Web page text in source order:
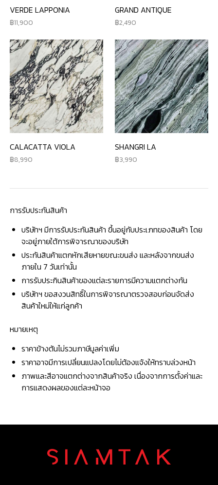
VERDE LAPPONIA
11,900
GRAND ANTIQUE
2,490
CALACATTA VIOLA
8,990
SHANGRI LA
3,990
การรับประกันสินค้า
บริษัทฯ มีการรับประกันสินค้า ขึ้นอยู่กับประเภทของสินค้า โดย
จะอยู่ภายใต้การพิจารณาของบริษัท
ประกันสินค้าแตกหักเสียหายขณะขนส่ง และหลังจากขนส่ง
ภายใน 7 วันเท่านั้น
การรับประกินสินค้าของแต่ละรายการมีความแตกต่างกัน
บริษัทฯ ขอสงวนสิทธิ์ในการพิจารณาตรวจสอบก่อนจัดส่ง
สินค้าใหม่ให้แก่ลูกค้า
หมายเหตุ
ราคาข้างต้นไม่รวมภาษีมูลค่าเพิ่ม
ราคาอาจมีการเปลี่ยนแปลงโดยไม่ต้องแจ้งให้ทราบล่วงหน้า
ภาพและสีอาจแตกต่างจากสินค้าจริง เนื่องจากการตั้งค่าและ
การแสดงผลของแต่ละหน้าจอ